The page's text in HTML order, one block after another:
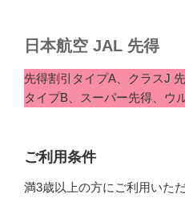
日本航空 JAL 先得
先得割引タイプA、クラスJ
タイプB、スーパー先得、ウ
ご利用条件
満3歳以上の方にご利用いただ